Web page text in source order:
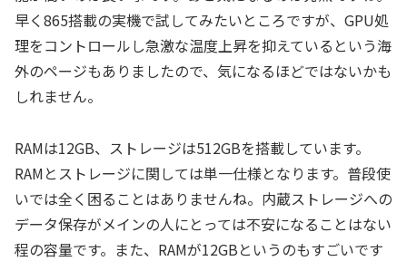
早く865搭載の実機で試してみたいところですが、GPU処
理をコントロールし急激な温度上昇を抑えているという海
外のページもありましたので、気になるほどではないかも
しれません。
RAMは12GB、ストレージは512GBを搭載しています。
RAMとストレージに関しては単一仕様となります。普段使
いでは全く困ることはありませんね。内蔵ストレージへの
データ保存がメインの人にとっては不安になることはない
程の容量です。また、RAMが12GBというのもすごいです